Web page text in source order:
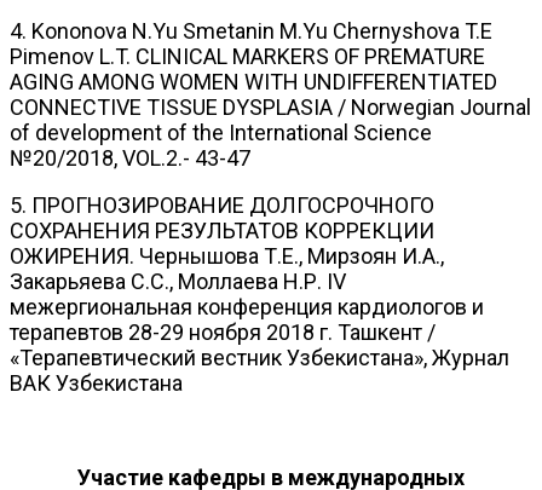
4. Kononova N.Yu Smetanin M.Yu Chernyshova T.E
Pimenov L.T. CLINICAL MARKERS OF PREMATURE
AGING AMONG WOMEN WITH UNDIFFERENTIATED
CONNECTIVE TISSUE DYSPLASIA / Norwegian Journal
of development of the International Science
№20/2018, VOL.2.- 43-47
5. ПРОГНОЗИРОВАНИЕ ДОЛГОСРОЧНОГО
СОХРАНЕНИЯ РЕЗУЛЬТАТОВ КОРРЕКЦИИ
ОЖИРЕНИЯ. Чернышова Т.Е., Мирзоян И.А.,
Закарьяева С.С., Моллаева Н.Р. IV
межергиональная конференция кардиологов и
терапевтов 28-29 ноября 2018 г. Ташкент /
«Терапевтический вестник Узбекистана», Журнал
ВАК Узбекистана
Участие кафедры в международных